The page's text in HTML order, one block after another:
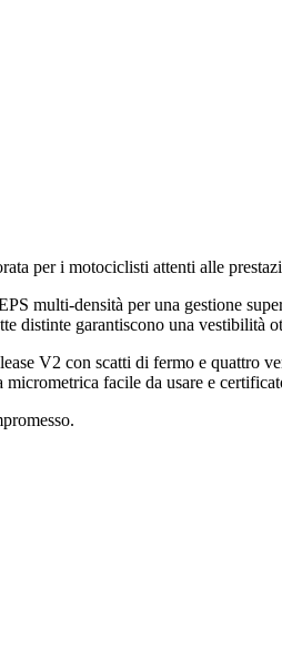
per i motociclisti attenti alle
multi-densità per una gestione
distinte garantiscono una vestibilità
V2 con scatti di fermo e quattro
facile da usare e